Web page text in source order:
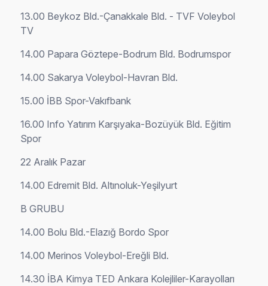
13.00 Beykoz Bld.-Çanakkale Bld. - TVF Voleybol
TV
14.00 Papara Göztepe-Bodrum Bld. Bodrumspor
14.00 Sakarya Voleybol-Havran Bld.
15.00 İBB Spor-Vakıfbank
16.00 Info Yatırım Karşıyaka-Bozüyük Bld. Eğitim
Spor
22 Aralık Pazar
14.00 Edremit Bld. Altınoluk-Yeşilyurt
B GRUBU
14.00 Bolu Bld.-Elazığ Bordo Spor
14.00 Merinos Voleybol-Ereğli Bld.
14.30 İBA Kimya TED Ankara Kolejliler-Karayolları